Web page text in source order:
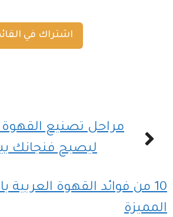
اشتراك في
مراحل تصنيع
ليصبح فنجانك
10 من فوائد القهوة العربية
المميزة